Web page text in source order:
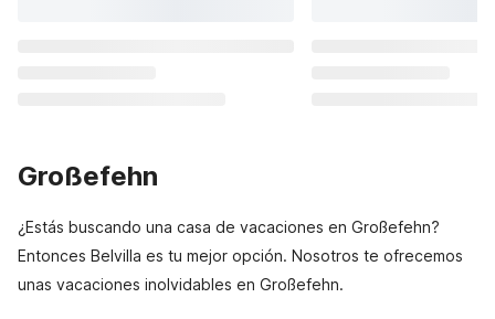
Großefehn
¿Estás buscando una casa de vacaciones en Großefehn?
Entonces Belvilla es tu mejor opción. Nosotros te ofrecemos
unas vacaciones inolvidables en Großefehn.